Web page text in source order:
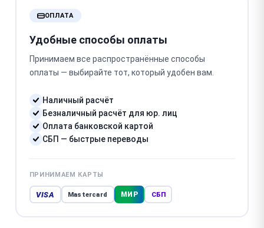
ОПЛАТА
Удобные способы оплаты
Принимаем все распространённые способы
оплаты — выбирайте тот, который удобен вам.
Наличный расчёт
Безналичный расчёт для юр. лиц
Оплата банковской картой
СБП — быстрые переводы
ПРИНИМАЕМ КАРТЫ
VISA Mastercard МИР СБП